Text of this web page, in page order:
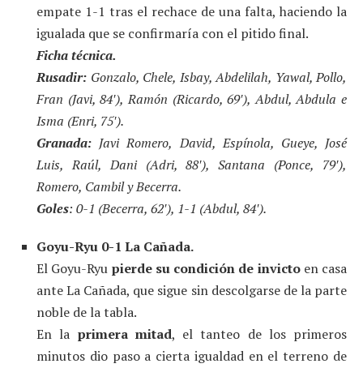
empate 1-1 tras el rechace de una falta, haciendo la
igualada que se confirmaría con el pitido final.
Ficha técnica.
Rusadir: Gonzalo, Chele, Isbay, Abdelilah, Yawal, Pollo,
Fran (Javi, 84′), Ramón (Ricardo, 69′), Abdul, Abdula e
Isma (Enri, 75′).
Granada: Javi Romero, David, Espínola, Gueye, José
Luis, Raúl, Dani (Adri, 88′), Santana (Ponce, 79′),
Romero, Cambil y Becerra.
Goles: 0-1 (Becerra, 62′), 1-1 (Abdul, 84′).
Goyu-Ryu 0-1 La Cañada.
El Goyu-Ryu pierde su condición de invictoen casa
ante La Cañada, que sigue sin descolgarse de la parte
noble de la tabla.
En la primera mitad, el tanteo de los primeros
minutos dio paso a cierta igualdad en el terreno de